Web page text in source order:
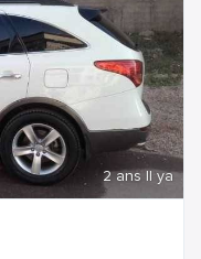
2 ans Il ya